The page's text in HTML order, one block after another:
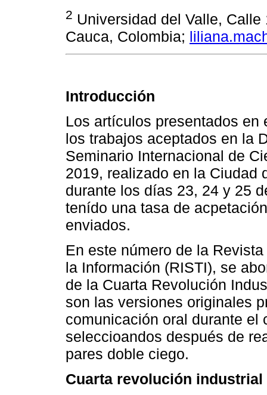
2 Universidad del Valle,
Cauca, Colombia;
Introducción
Los artículos presentados en
los trabajos aceptados en la
Seminario Internacional de
2019, realizado en la Ciudad
durante los días 23, 24 y 25
tenído una tasa de
enviados.
En este número de la
la Información (RISTI), se
de la Cuarta Revolución
son las versiones originales
comunicación oral durante el
seleccioandos después de
pares doble ciego.
Cuarta revolución industrial